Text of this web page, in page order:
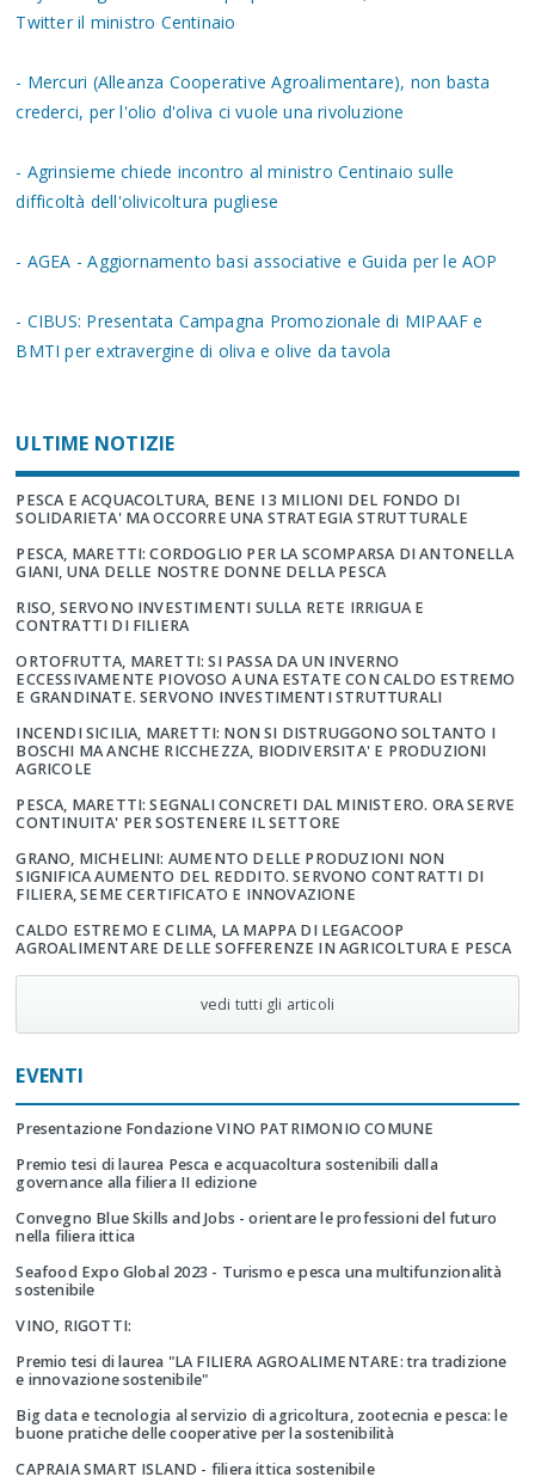
Twitter il ministro Centinaio
- Mercuri (Alleanza Cooperative Agroalimentare), non basta
crederci, per l'olio d'oliva ci vuole una rivoluzione
- Agrinsieme chiede incontro al ministro Centinaio sulle
difficoltà dell'olivicoltura pugliese
- AGEA - Aggiornamento basi associative e Guida per le AOP
- CIBUS: Presentata Campagna Promozionale di MIPAAF e
BMTI per extravergine di oliva e olive da tavola
ULTIME NOTIZIE
PESCA E ACQUACOLTURA, BENE I 3 MILIONI DEL FONDO DI
SOLIDARIETA' MA OCCORRE UNA STRATEGIA STRUTTURALE
PESCA, MARETTI: CORDOGLIO PER LA SCOMPARSA DI ANTONELLA
GIANI, UNA DELLE NOSTRE DONNE DELLA PESCA
RISO, SERVONO INVESTIMENTI SULLA RETE IRRIGUA E
CONTRATTI DI FILIERA
ORTOFRUTTA, MARETTI: SI PASSA DA UN INVERNO
ECCESSIVAMENTE PIOVOSO A UNA ESTATE CON CALDO ESTREMO
E GRANDINATE. SERVONO INVESTIMENTI STRUTTURALI
INCENDI SICILIA, MARETTI: NON SI DISTRUGGONO SOLTANTO I
BOSCHI MA ANCHE RICCHEZZA, BIODIVERSITA' E PRODUZIONI
AGRICOLE
PESCA, MARETTI: SEGNALI CONCRETI DAL MINISTERO. ORA SERVE
CONTINUITA' PER SOSTENERE IL SETTORE
GRANO, MICHELINI: AUMENTO DELLE PRODUZIONI NON
SIGNIFICA AUMENTO DEL REDDITO. SERVONO CONTRATTI DI
FILIERA, SEME CERTIFICATO E INNOVAZIONE
CALDO ESTREMO E CLIMA, LA MAPPA DI LEGACOOP
AGROALIMENTARE DELLE SOFFERENZE IN AGRICOLTURA E PESCA
vedi tutti gli articoli
EVENTI
Presentazione Fondazione VINO PATRIMONIO COMUNE
Premio tesi di laurea Pesca e acquacoltura sostenibili dalla
governance alla filiera II edizione
Convegno Blue Skills and Jobs - orientare le professioni del futuro
nella filiera ittica
Seafood Expo Global 2023 - Turismo e pesca una multifunzionalità
sostenibile
VINO, RIGOTTI:
Premio tesi di laurea "LA FILIERA AGROALIMENTARE: tra tradizione
e innovazione sostenibile"
Big data e tecnologia al servizio di agricoltura, zootecnia e pesca: le
buone pratiche delle cooperative per la sostenibilità
CAPRAIA SMART ISLAND - filiera ittica sostenibile